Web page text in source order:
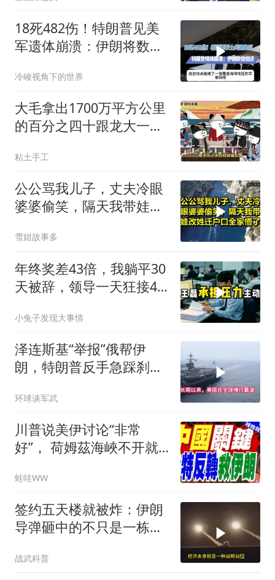
18死482伤！特朗普见美
军遗体崩溃：伊朗将数倍
冷峻视角下的世界
大毛拿出1700万平方公里
的百分之四十跟龙大一起
粘土手工
公公骂我儿子，丈夫冷眼
婆婆偷笑，隔天我带娃改
雪姐故事多
年终奖差43倍，我躺平30
天被辞，领导一天狂接47
小兔子发现大事情
泽连斯基“举报”俄帮伊
朗，特朗普反手急踩刹
环球谈军武
川普说美伊讨论“非常
好”， 荷姆茲海峽不开就
谢寒冰｜辣晚报20260805
蛙哇WW
签约五天楼就被炸：伊朗
导弹砸中的不只是一栋
牌
战武科普